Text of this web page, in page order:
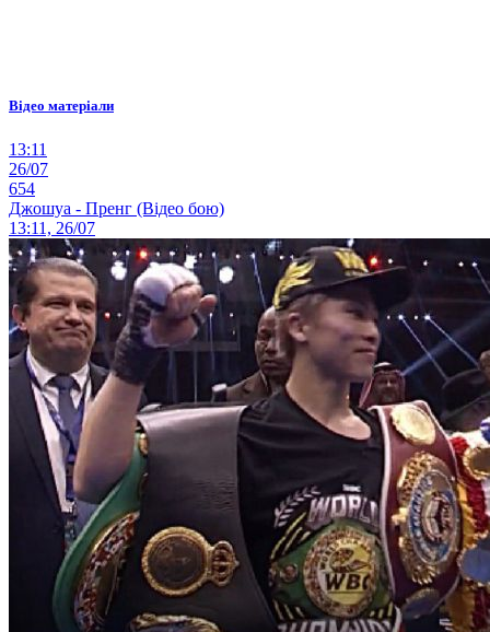
Відео матеріали
13:11
26/07
654
Джошуа - Пренг (Відео бою)
13:11, 26/07